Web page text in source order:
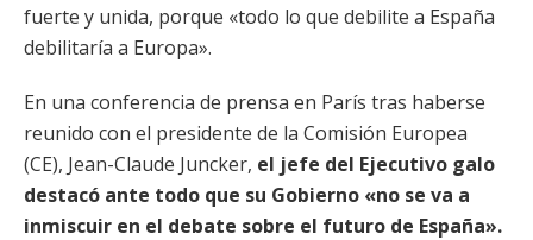
fuerte y unida, porque «todo lo que debilite a España
debilitaría a Europa».
En una conferencia de prensa en París tras haberse
reunido con el presidente de la Comisión Europea
(CE), Jean-Claude Juncker, el jefe del Ejecutivo galo
destacó ante todo que su Gobierno «no se va a
inmiscuir en el debate sobre el futuro de España».